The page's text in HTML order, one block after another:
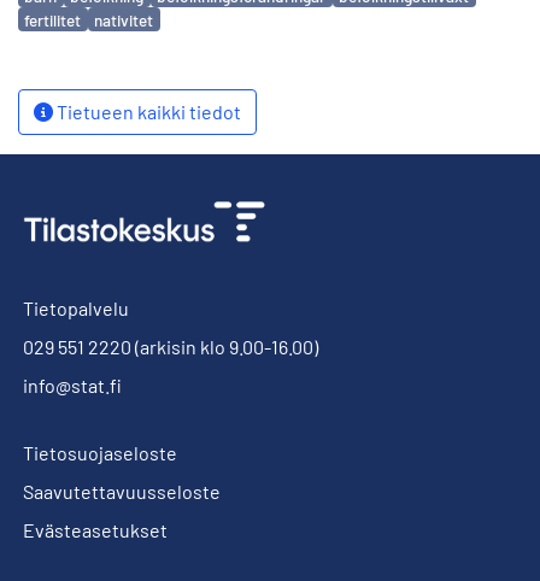
fertilitet
nativitet
Tietueen kaikki tiedot
Tietopalvelu
029 551 2220 (arkisin klo 9.00-16.00)
info@stat.fi
Tietosuojaseloste
Saavutettavuusseloste
Evästeasetukset